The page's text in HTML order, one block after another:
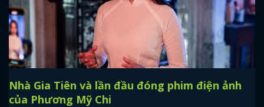
Nhà Gia Tiên và lần đầu đóng phim điện ảnh
của Phương Mỹ Chi